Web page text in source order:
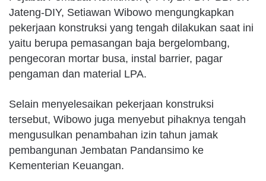
Jateng-DIY, Setiawan Wibowo mengungkapkan
pekerjaan konstruksi yang tengah dilakukan saat ini
yaitu berupa pemasangan baja bergelombang,
pengecoran mortar busa, instal barrier, pagar
pengaman dan material LPA.
Selain menyelesaikan pekerjaan konstruksi
tersebut, Wibowo juga menyebut pihaknya tengah
mengusulkan penambahan izin tahun jamak
pembangunan Jembatan Pandansimo ke
Kementerian Keuangan.